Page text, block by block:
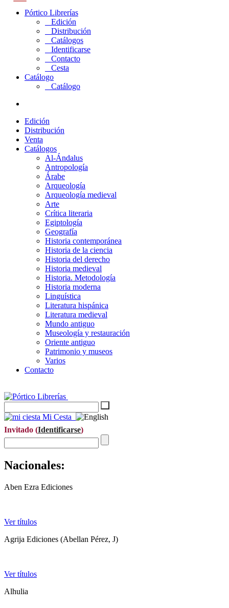
Pórtico Librerías
Edición
Distribución
Catálogos
Identificarse
Contacto
Cesta
Catálogo
Catálogo
Edición
Distribución
Venta
Catálogos
Al-Ándalus
Antropología
Árabe
Arqueología
Arqueología medieval
Arte
Crítica literaria
Egiptología
Geografía
Historia contemporánea
Historia de la ciencia
Historia del derecho
Historia medieval
Historia. Metodología
Historia moderna
Linguística
Literatura hispánica
Literatura medieval
Mundo antiguo
Museología y restauración
Oriente antiguo
Patrimonio y museos
Varios
Contacto
Mi Cesta
Invitado (Identificarse)
Nacionales:
Aben Ezra Ediciones
Ver títulos
Agrija Ediciones (Abellan Pérez, J)
Ver títulos
Alhulia